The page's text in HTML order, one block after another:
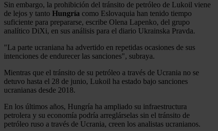
Sin embargo, la prohibición del tránsito de petróleo de Lukoil viene
de lejos y tanto Hungría como Eslovaquia han tenido tiempo
suficiente para prepararse, escribe Olena Lapenko, del grupo
analítico DiXi, en sus análisis para el diario Ukrainska Pravda.
"La parte ucraniana ha advertido en repetidas ocasiones de sus
intenciones de endurecer las sanciones", subraya.
Mientras que el tránsito de su petróleo a través de Ucrania no se
detuvo hasta el 28 de junio, Lukoil ha estado bajo sanciones
ucranianas desde 2018.
En los últimos años, Hungría ha ampliado su infraestructura
petrolera y su economía podría arreglárselas sin el tránsito de
petróleo ruso a través de Ucrania, creen los analistas ucranianos.